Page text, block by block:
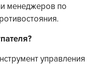
менеджеров по
управления